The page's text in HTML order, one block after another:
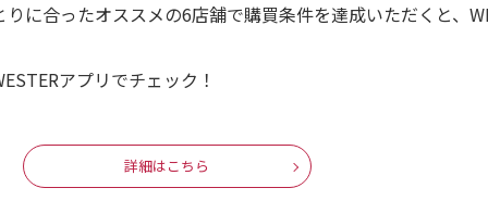
に合ったオススメの6店舗で購買条件を達成いただくと、
アプリでチェック！
詳細はこちら